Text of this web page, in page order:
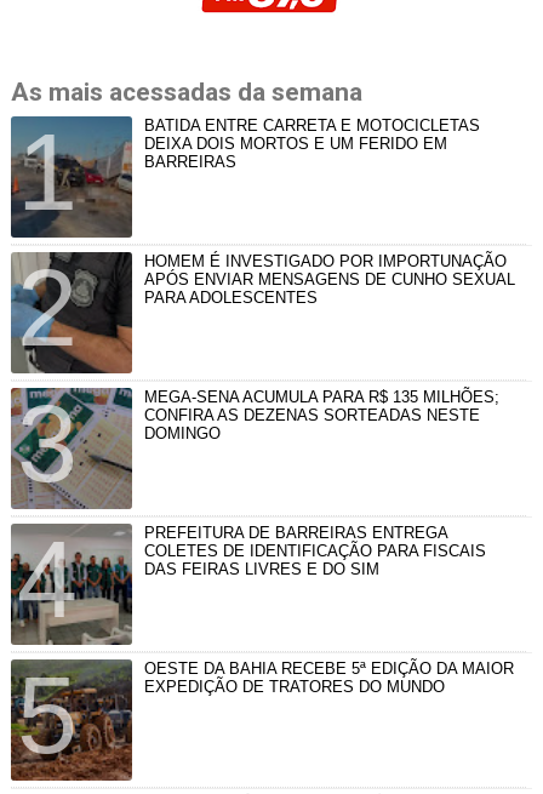
As mais acessadas da semana
BATIDA ENTRE CARRETA E MOTOCICLETAS
DEIXA DOIS MORTOS E UM FERIDO EM
BARREIRAS
HOMEM É INVESTIGADO POR IMPORTUNAÇÃO
APÓS ENVIAR MENSAGENS DE CUNHO SEXUAL
PARA ADOLESCENTES
MEGA-SENA ACUMULA PARA R$ 135 MILHÕES;
CONFIRA AS DEZENAS SORTEADAS NESTE
DOMINGO
PREFEITURA DE BARREIRAS ENTREGA
COLETES DE IDENTIFICAÇÃO PARA FISCAIS
DAS FEIRAS LIVRES E DO SIM
OESTE DA BAHIA RECEBE 5ª EDIÇÃO DA MAIOR
EXPEDIÇÃO DE TRATORES DO MUNDO